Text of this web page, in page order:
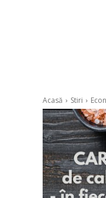
Acasă Stiri